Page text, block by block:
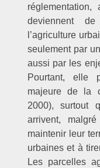
deviennent
l’agriculture
seulement par
aussi par les
Pourtant, elle
majeure de la
2000), surtout
arrivent,
maintenir leur
urbaines et à
Les parcelles